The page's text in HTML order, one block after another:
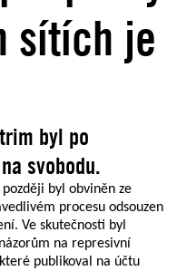
sítích je
byl po
svobodu.
byl obviněn ze
procesu odsouzen
Ve skutečnosti byl
na represivní
publikoval na účtu